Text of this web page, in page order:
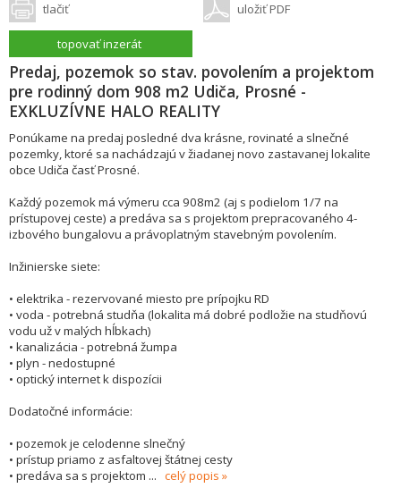
tlačiť uložiť PDF
topovať inzerát
Predaj, pozemok so stav. povolením a projektom
pre rodinný dom 908 m2 Udiča, Prosné -
EXKLUZÍVNE HALO REALITY
Ponúkame na predaj posledné dva krásne, rovinaté a slnečné
pozemky, ktoré sa nachádzajú v žiadanej novo zastavanej lokalite
obce Udiča časť Prosné.
Každý pozemok má výmeru cca 908m2 (aj s podielom 1/7 na
prístupovej ceste) a predáva sa s projektom prepracovaného 4-
izbového bungalovu a právoplatným stavebným povolením.
Inžinierske siete:
• elektrika - rezervované miesto pre prípojku RD
• voda - potrebná studňa (lokalita má dobré podložie na studňovú
vodu už v malých hĺbkach)
• kanalizácia - potrebná žumpa
• plyn - nedostupné
• optický internet k dispozícii
Dodatočné informácie:
• pozemok je celodenne slnečný
• prístup priamo z asfaltovej štátnej cesty
• predáva sa s projektom ... celý popis